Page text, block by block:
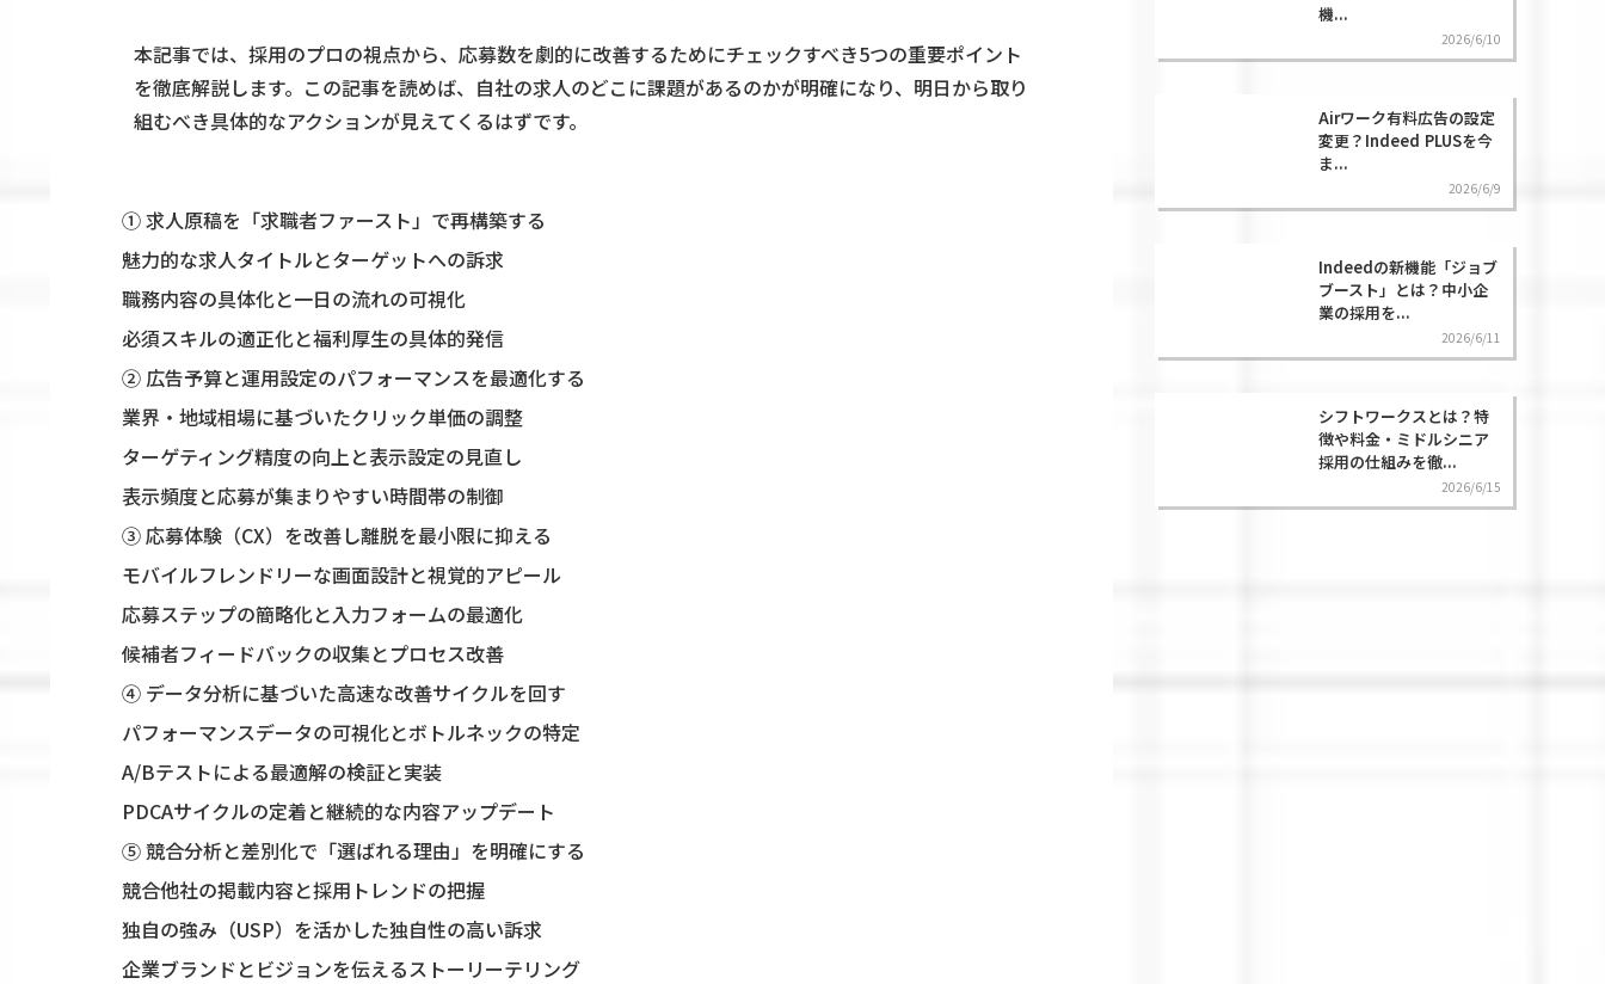
本記事では、採用のプロの視点から、応募数を劇的に改善するためにチェックすべき5つの重要ポイント
を徹底解説します。この記事を読めば、自社の求人のどこに課題があるのかが明確になり、明日から取り
組むべき具体的なアクションが見えてくるはずです。
① 求人原稿を「求職者ファースト」で再構築する
魅力的な求人タイトルとターゲットへの訴求
職務内容の具体化と一日の流れの可視化
必須スキルの適正化と福利厚生の具体的発信
② 広告予算と運用設定のパフォーマンスを最適化する
業界・地域相場に基づいたクリック単価の調整
ターゲティング精度の向上と表示設定の見直し
表示頻度と応募が集まりやすい時間帯の制御
③ 応募体験（CX）を改善し離脱を最小限に抑える
モバイルフレンドリーな画面設計と視覚的アピール
応募ステップの簡略化と入力フォームの最適化
候補者フィードバックの収集とプロセス改善
④ データ分析に基づいた高速な改善サイクルを回す
パフォーマンスデータの可視化とボトルネックの特定
A/Bテストによる最適解の検証と実装
PDCAサイクルの定着と継続的な内容アップデート
⑤ 競合分析と差別化で「選ばれる理由」を明確にする
競合他社の掲載内容と採用トレンドの把握
独自の強み（USP）を活かした独自性の高い訴求
企業ブランドとビジョンを伝えるストーリーテリング
機...
2026/6/10
Airワーク有料広告の設定
変更？Indeed PLUSを今
ま...
2026/6/9
Indeedの新機能「ジョブ
ブースト」とは？中小企
業の採用を...
2026/6/11
シフトワークスとは？特
徴や料金・ミドルシニア
採用の仕組みを徹...
2026/6/15